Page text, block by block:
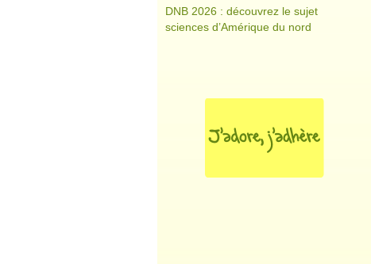
DNB 2026 : découvrez le sujet
sciences d’Amérique du nord